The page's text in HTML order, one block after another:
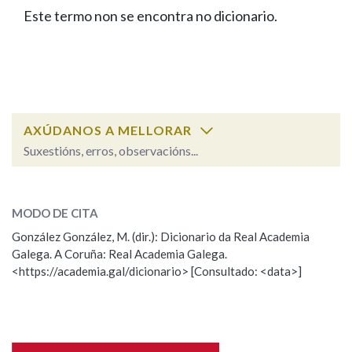
FIGURAS HOMENAXEADAS
PORTAL DAS PALABRAS
Facebook
TwitterYoutubeInstagram
Bluesky
BUSCAR NOS LEMAS
Remata por
BUSCAR NO CONTIDO
Nas definicións
Este termo non se encontra no dicionario.
AXÚDANOS A MELLORAR
Suxestións, erros, observacións...
Observación
Nome
MODO DE CITA
González González, M. (dir.): Dicionario da Real Academia
Galega. A Coruña: Real Academia Galega.
<https://academia.gal/dicionario> [Consultado: <data>]